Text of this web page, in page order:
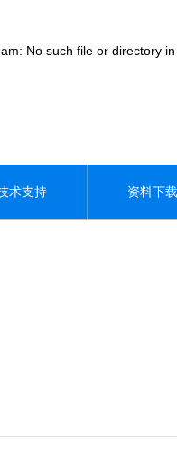
No such file or directory in
术支持 资料下载